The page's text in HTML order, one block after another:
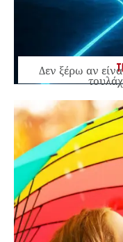
Δεν ξέρω αν